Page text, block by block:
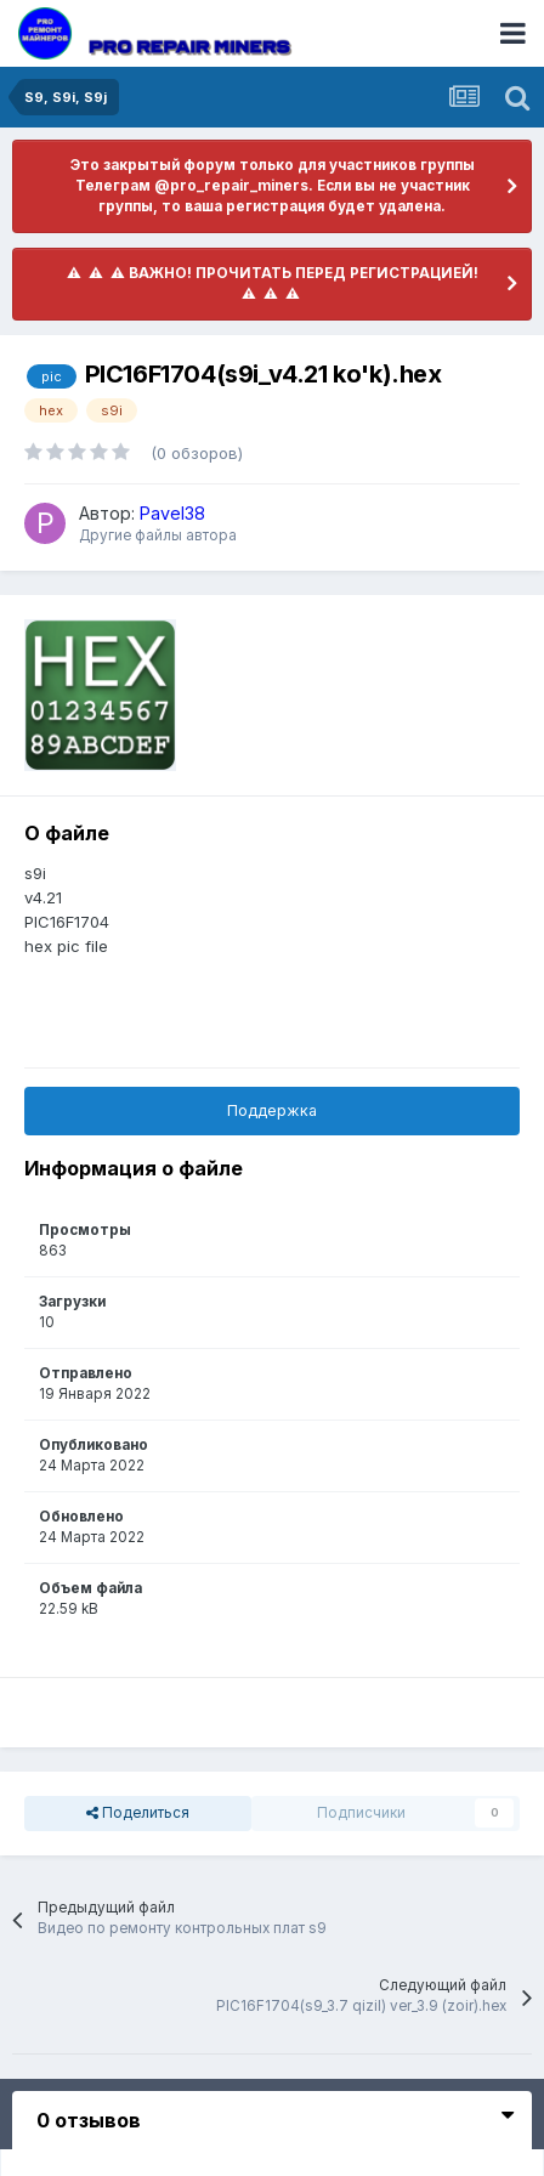
S9, S9i, S9j
Это закрытый форум только для участников группы
Телеграм @pro_repair_miners. Если вы не участник
группы, то ваша регистрация будет удалена.
​ ⚠️ ​​ ⚠️ ​​ ⚠️ ​ВАЖНО! ПРОЧИТАТЬ ПЕРЕД РЕГИСТРАЦИЕЙ! ​
⚠️ ​​ ⚠️ ​​ ⚠️ ​
pic PIC16F1704(s9i_v4.21 ko'k).hex
hex s9i
(0 обзоров)
Автор: Pavel38
Другие файлы автора
О файле
s9i
v4.21
PIC16F1704
hex pic file
Поддержка
Информация о файле
Просмотры
863
Загрузки
10
Отправлено
19 Января 2022
Опубликовано
24 Марта 2022
Обновлено
24 Марта 2022
Объем файла
22.59 kB
Поделиться Подписчики 0
Предыдущий файл
Видео по ремонту контрольных плат s9
Следующий файл
PIC16F1704(s9_3.7 qizil) ver_3.9 (zoir).hex
0 отзывов